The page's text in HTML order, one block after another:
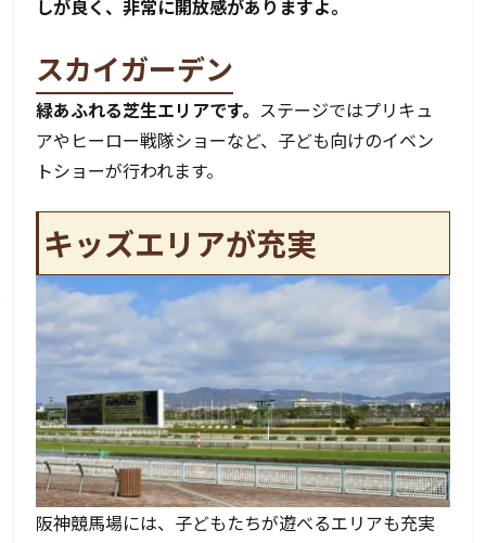
しが良く、非常に開放感がありますよ。
スカイガーデン
緑あふれる芝生エリアです。 ステージではプリキュ
アやヒーロー戦隊ショーなど、子ども向けのイベン
トショーが行われます。
キッズエリアが充実
阪神競馬場には、子どもたちが遊べるエリアも充実